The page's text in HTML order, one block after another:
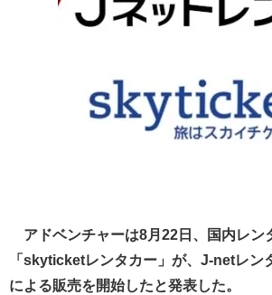
アドベンチャーは8月22日、国内レン
「skyticketレンタカー」が、J-netレン
による販売を開始したと発表した。